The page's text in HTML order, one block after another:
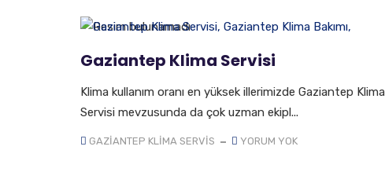
Gaziantep Klima Servisi
Klima kullanım oranı en yüksek illerimizde Gaziantep Klima
Servisi mevzusunda da çok uzman ekipl...
GAZIANTEP KLIMA SERVIS YORUM YOK